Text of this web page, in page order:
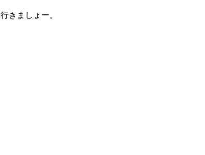
きましょー。